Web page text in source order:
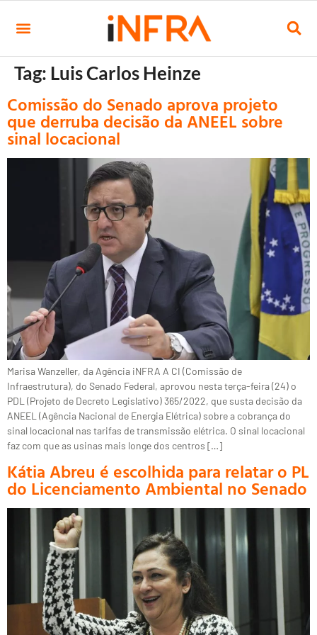
Tag: Luis Carlos Heinze
Comissão do Senado aprova projeto
que derruba decisão da ANEEL sobre
sinal locacional
Marisa Wanzeller, da Agência iNFRA A CI (Comissão de
Infraestrutura), do Senado Federal, aprovou nesta terça-feira (24) o
PDL (Projeto de Decreto Legislativo) 365/2022, que susta decisão da
ANEEL (Agência Nacional de Energia Elétrica) sobre a cobrança do
sinal locacional nas tarifas de transmissão elétrica. O sinal locacional
faz com que as usinas mais longe dos centros […]
Kátia Abreu é escolhida para relatar o PL
do Licenciamento Ambiental no Senado